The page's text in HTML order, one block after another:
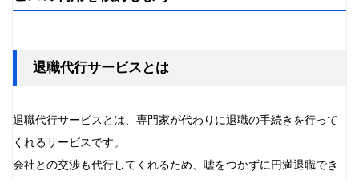
退職代行サービスとは
退職代行サービスとは、専門家が代わりに退職の手続きを行って
くれるサービスです。
会社との交渉も代行してくれるため、嘘をつかずに円満退職でき